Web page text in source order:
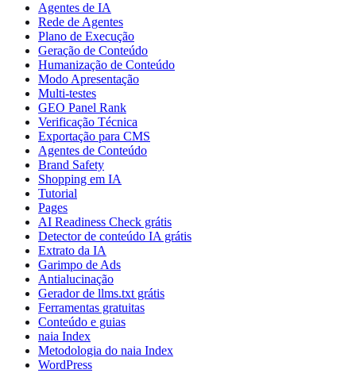
Agentes de IA
Rede de Agentes
Plano de Execução
Geração de Conteúdo
Humanização de Conteúdo
Modo Apresentação
Multi-testes
GEO Panel Rank
Verificação Técnica
Exportação para CMS
Agentes de Conteúdo
Brand Safety
Shopping em IA
Tutorial
Pages
AI Readiness Check grátis
Detector de conteúdo IA grátis
Extrato da IA
Garimpo de Ads
Antialucinação
Gerador de llms.txt grátis
Ferramentas gratuitas
Conteúdo e guias
naia Index
Metodologia do naia Index
WordPress